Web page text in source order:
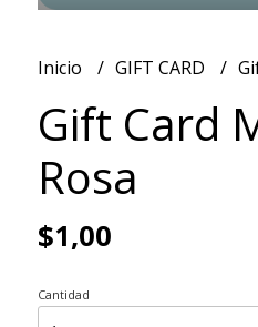
Inicio GIFT CARD
Gift Card
Rosa
$1,00
Cantidad